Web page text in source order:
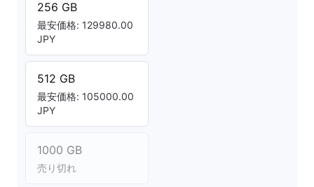
256 GB
最安価格: 129980.00
JPY
512 GB
最安価格: 105000.00
JPY
1000 GB
売り切れ